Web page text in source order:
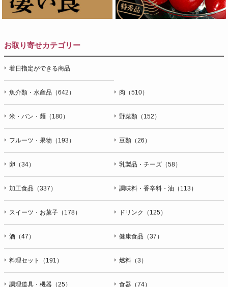
お取り寄せカテゴリー
着日指定ができる商品
魚介類・水産品（642） 肉（510）
米・パン・麺（180） 野菜類（152）
フルーツ・果物（193） 豆類（26）
卵（34） 乳製品・チーズ（58）
加工食品（337） 調味料・香辛料・油（113）
スイーツ・お菓子（178） ドリンク（125）
酒（47） 健康食品（37）
料理セット（191） 燃料（3）
調理道具・機器（25） 食器（74）